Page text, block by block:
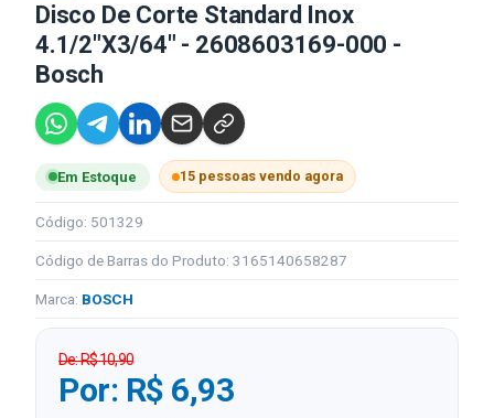
Disco De Corte Standard Inox
4.1/2"X3/64" - 2608603169-000 -
Bosch
Em Estoque 15 pessoas vendo agora
Código: 501329
Código de Barras do Produto: 3165140658287
Marca: BOSCH
De: R$ 10,90
Por: R$ 6,93